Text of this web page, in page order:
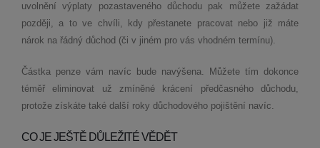
uvolnění výplaty pozastaveného důchodu pak můžete zažádat
později, a to ve chvíli, kdy přestanete pracovat nebo již máte
nárok na řádný důchod (či v jiném pro vás vhodném termínu).
Částka penze vám navíc bude navýšena. Můžete tím dokonce
téměř eliminovat už zmíněné krácení předčasného důchodu,
protože získáte také další roky důchodového pojištění navíc.
CO JE JEŠTĚ DŮLEŽITÉ VĚDĚT